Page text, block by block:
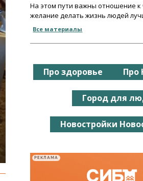
На этом пути важны отношение к
желание делать жизнь людей
Все материалы
Про здоровье Про
Город для
Новостройки
РЕКЛАМА